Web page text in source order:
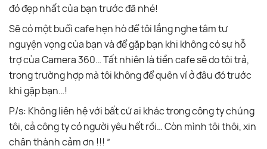
đó đẹp nhất của bạn trước đã nhé!
Sẽ có một buổi cafe hẹn hò để tôi lắng nghe tâm tư
nguyện vọng của bạn và để gặp bạn khi không có sự hỗ
trợ của Camera 360… Tất nhiên là tiền cafe sẽ do tôi trả,
trong trường hợp mà tôi không để quên ví ở đâu đó trước
khi gặp bạn…!
P/s: Không liên hệ với bất cứ ai khác trong công ty chúng
tôi, cả công ty có người yêu hết rồi… Còn mình tôi thôi, xin
chân thành cảm ơn !!! ”